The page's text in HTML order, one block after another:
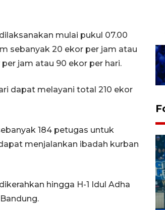
mulai pukul 07.00
sebanyak 20 ekor per jam atau
per jam atau 90 ekor per hari.
dapat melayani total 210 ekor
184 petugas untuk
menjalankan ibadah kurban
hingga H-1 Idul Adha
latihan bela negara